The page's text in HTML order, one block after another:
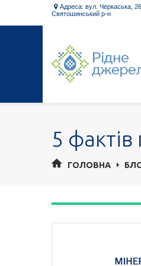
 Адреса: вул. Черкаська,
Святошинський р-н
5
ГОЛОВНА